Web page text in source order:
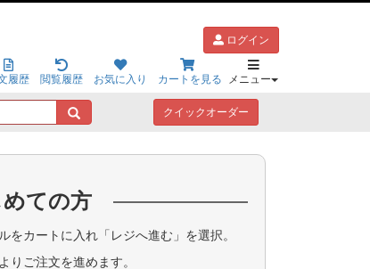
ログイン
履歴 閲覧履歴 お気に入り カートを見る メニュー
クイックオーダー
ての方
をカートに入れ「レジへ進む」を選択。
りご注文を進めます。